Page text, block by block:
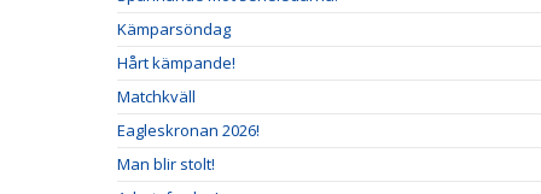
Kämparsöndag
Hårt kämpande!
Matchkväll
Eagleskronan 2026!
Man blir stolt!